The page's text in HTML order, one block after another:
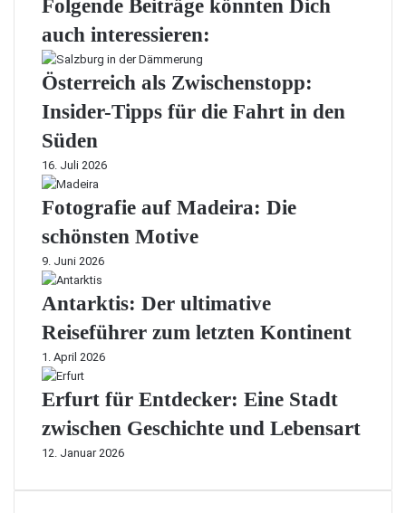
Folgende Beiträge könnten Dich
auch interessieren:
Österreich als Zwischenstopp:
Insider-Tipps für die Fahrt in den
Süden
16. Juli 2026
Fotografie auf Madeira: Die
schönsten Motive
9. Juni 2026
Antarktis: Der ultimative
Reiseführer zum letzten Kontinent
1. April 2026
Erfurt für Entdecker: Eine Stadt
zwischen Geschichte und Lebensart
12. Januar 2026